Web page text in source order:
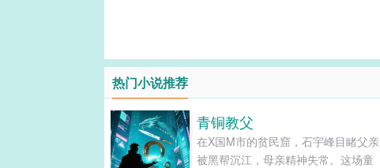
热门小说推荐
青铜教父
在X国M市的贫民窟，石宇峰目睹父亲
被黑帮沉江，母亲精神失常。这场童